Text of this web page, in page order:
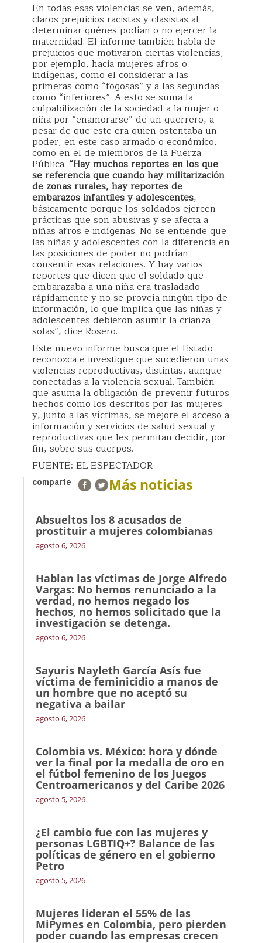
En todas esas violencias se ven, además,
claros prejuicios racistas y clasistas al
determinar quénes podían o no ejercer la
maternidad. El informe también habla de
prejuicios que motivaron ciertas violencias,
por ejemplo, hacia mujeres afros o
indígenas, como el considerar a las
primeras como “fogosas” y a las segundas
como “inferiores”. A esto se suma la
culpabilización de la sociedad a la mujer o
niña por “enamorarse” de un guerrero, a
pesar de que este era quien ostentaba un
poder, en este caso armado o económico,
como en el de miembros de la Fuerza
Pública. “Hay muchos reportes en los que
se referencia que cuando hay militarización
de zonas rurales, hay reportes de
embarazos infantiles y adolescentes,
básicamente porque los soldados ejercen
prácticas que son abusivas y se afecta a
niñas afros e indígenas. No se entiende que
las niñas y adolescentes con la diferencia en
las posiciones de poder no podrían
consentir esas relaciones. Y hay varios
reportes que dicen que el soldado que
embarazaba a una niña era trasladado
rápidamente y no se proveía ningún tipo de
información, lo que implica que las niñas y
adolescentes debieron asumir la crianza
solas”, dice Rosero.
Este nuevo informe busca que el Estado
reconozca e investigue que sucedieron unas
violencias reproductivas, distintas, aunque
conectadas a la violencia sexual. También
que asuma la obligación de prevenir futuros
hechos como los descritos por las mujeres
y, junto a las víctimas, se mejore el acceso a
información y servicios de salud sexual y
reproductivas que les permitan decidir, por
fin, sobre sus cuerpos.
FUENTE: EL ESPECTADOR
comparte Más noticias
Absueltos los 8 acusados de
prostituir a mujeres colombianas
agosto 6, 2026
Hablan las víctimas de Jorge Alfredo
Vargas: No hemos renunciado a la
verdad, no hemos negado los
hechos, no hemos solicitado que la
investigación se detenga.
agosto 6, 2026
Sayuris Nayleth García Asís fue
víctima de feminicidio a manos de
un hombre que no aceptó su
negativa a bailar
agosto 6, 2026
Colombia vs. México: hora y dónde
ver la final por la medalla de oro en
el fútbol femenino de los Juegos
Centroamericanos y del Caribe 2026
agosto 5, 2026
¿El cambio fue con las mujeres y
personas LGBTIQ+? Balance de las
políticas de género en el gobierno
Petro
agosto 5, 2026
Mujeres lideran el 55% de las
MiPymes en Colombia, pero pierden
poder cuando las empresas crecen